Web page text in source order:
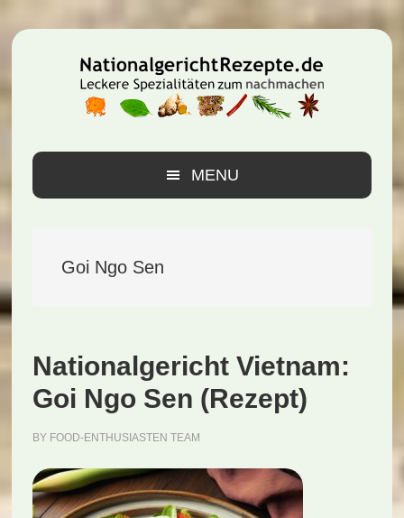
Hauptnavigation
Inhalt
Seitenspalte
MENU
Goi Ngo Sen
Nationalgericht Vietnam:
Goi Ngo Sen (Rezept)
BY FOOD-ENTHUSIASTEN TEAM